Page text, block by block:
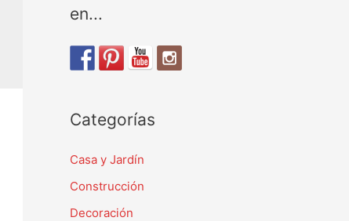
en...
Categorías
Casa y Jardín
Construcción
Decoración